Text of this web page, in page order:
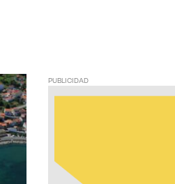
PUBLICIDAD